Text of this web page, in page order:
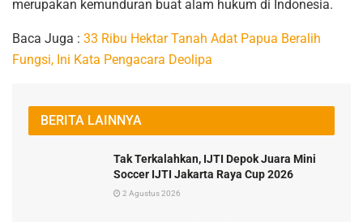
merupakan kemunduran buat alam hukum di Indonesia.
Baca Juga : 33 Ribu Hektar Tanah Adat Papua Beralih
Fungsi, Ini Kata Pengacara Deolipa
BERITA LAINNYA
Tak Terkalahkan, IJTI Depok Juara Mini
Soccer IJTI Jakarta Raya Cup 2026
2 Agustus 2026